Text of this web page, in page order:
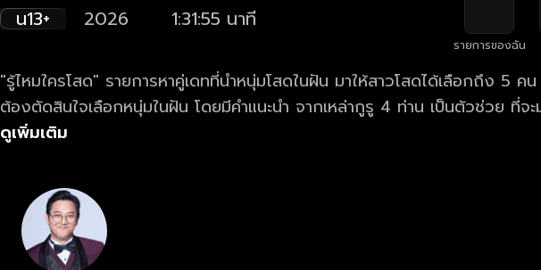
น13+ 2026 1:31:55 นาที
รายการของฉัน
"รู้ไหมใครโสด" รายการหาคู่เดทที่นำหนุ่มโสดในฝัน มาให้สาวโสดได้เลือกถึง 5 ค
ต้องตัดสินใจเลือกหนุ่มในฝัน โดยมีคำแนะนำ จากเหล่ากูรู 4 ท่าน เป็นตัวช่วย ที่จะ
ความสนุก ความป่วน มาร่วมลุ้นไปพร้อมกันว่า "หนุ่มในฝันที่เธอเลือก" จะเป็น "หนุ่ม
ทุกวันอาทิตย์ เวลา 22.30 น.
ดูเพิ่มเติม